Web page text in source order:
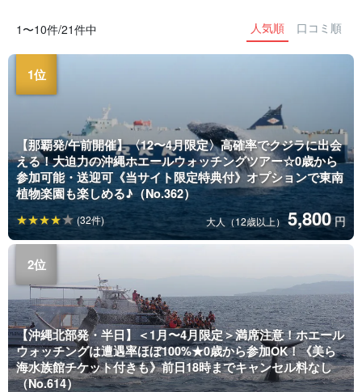
1〜10件/21件中 人気順 口コミ順
【那覇発/午前開催】〈12〜4月限定〉高確率でクジラに出会
える！大迫力の沖縄ホエールウォッチングツアー☆0歳から
参加可能・送迎可《当サイト限定特典付》オプションで東南
植物楽園も楽しめる♪（No.362）
大人（12歳以上） 5,800 円
(32件)
【沖縄北部発・半日】＜1月〜4月限定＞満席注意！ホエール
ウォッチングは遭遇率ほぼ100%★0歳から参加OK！《美ら
海水族館チケット付きも》前日18時までキャンセル料なし
（No.614）